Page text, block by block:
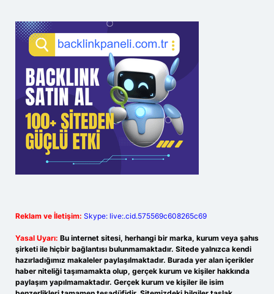
Reklam ve İletişim: Skype: live:.cid.575569c608265c69
Yasal Uyarı: Bu internet sitesi, herhangi bir marka, kurum veya şahıs
şirketi ile hiçbir bağlantısı bulunmamaktadır. Sitede yalnızca kendi
hazırladığımız makaleler paylaşılmaktadır. Burada yer alan içerikler
haber niteliği taşımamakta olup, gerçek kurum ve kişiler hakkında
paylaşım yapılmamaktadır. Gerçek kurum ve kişiler ile isim